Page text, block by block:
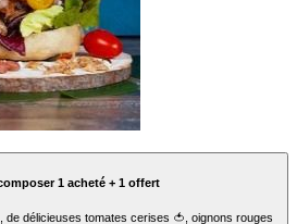
1 acheté + 1 offert
de délicieuses tomates cerises 🍅, oignons rouges